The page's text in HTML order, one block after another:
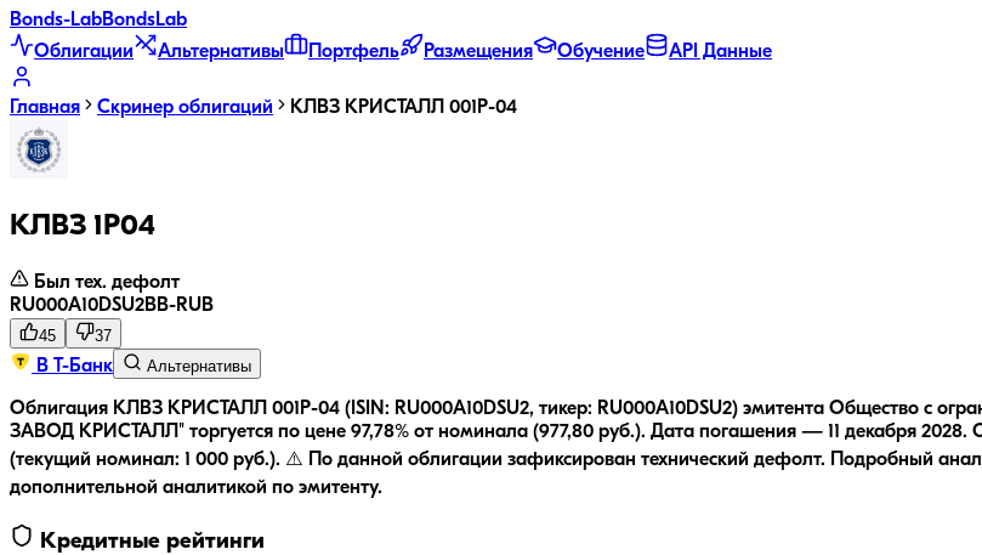
Bonds-LabBondsLab
Облигации
Альтернативы Портфель Размещения Обучение API Данные
Главная Скринер облигаций КЛВЗ КРИСТАЛЛ 001P-04
КЛВЗ 1P04
Был тех. дефолт
RU000A10DSU2BB-RUB
45 37
В Т-Банк Альтернативы
Облигация КЛВЗ КРИСТАЛЛ 001P-04 (ISIN: RU000A10DSU2, тикер: RU000A10DSU2) эмитента Общество
ЗАВОД КРИСТАЛЛ" торгуется по цене 97,78% от номинала (977,80 руб.). Дата погашения — 11 декабря 2028.
(текущий номинал: 1 000 руб.). ⚠️ По данной облигации зафиксирован технический дефолт. Подробный
дополнительной аналитикой по эмитенту.
Кредитные рейтинги